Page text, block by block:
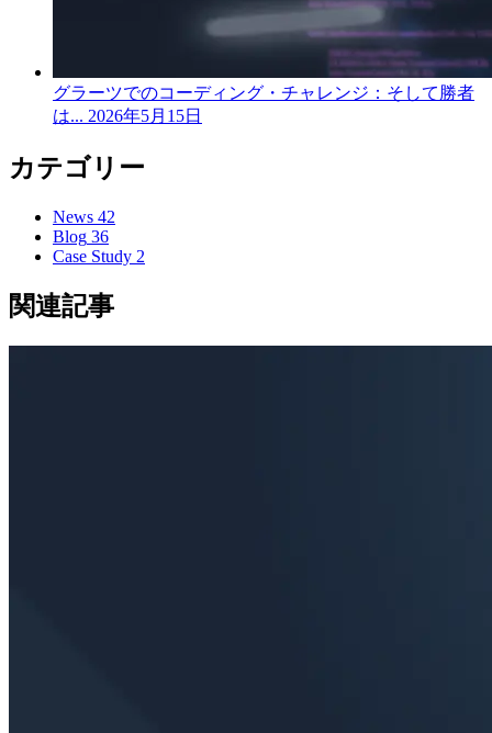
グラーツでのコーディング・チャレンジ：そして勝者
は... 2026年5月15日
カテゴリー
News 42
Blog 36
Case Study 2
関連記事